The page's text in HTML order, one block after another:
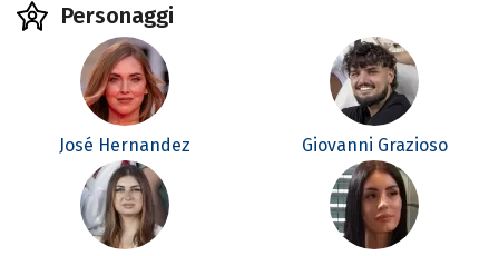
Personaggi
José Hernandez Giovanni Grazioso